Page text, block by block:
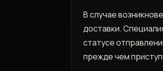
В случае
доставки.
статусе
прежде чем